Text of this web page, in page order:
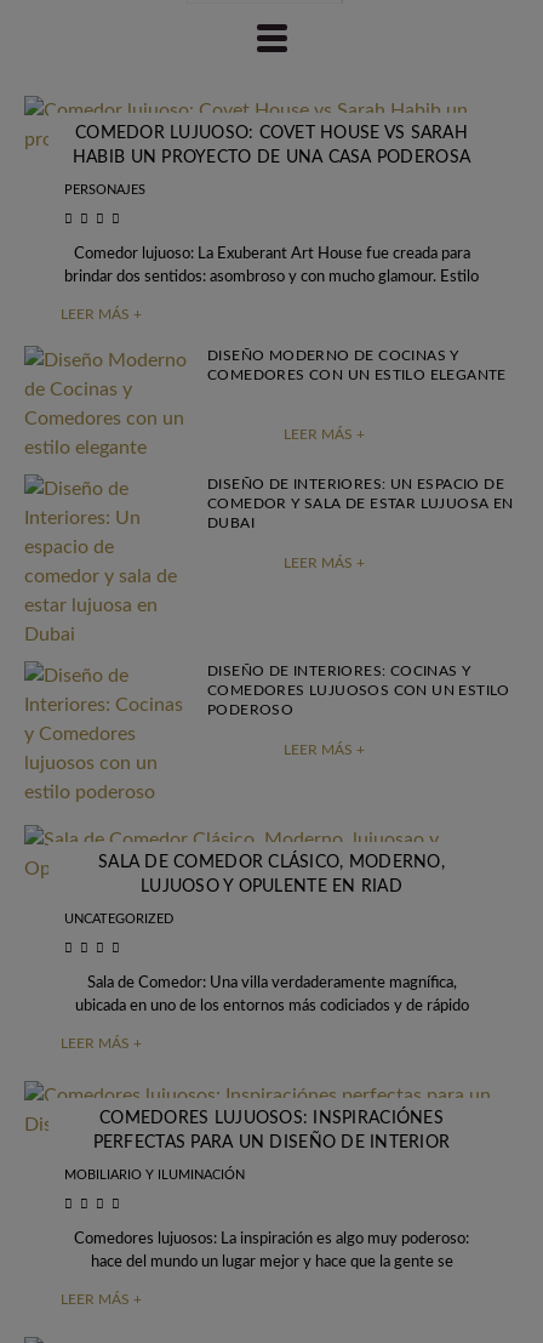
COMEDOR LUJUOSO: COVET HOUSE VS SARAH
HABIB UN PROYECTO DE UNA CASA PODEROSA
PERSONAJES
Comedor lujuoso: La Exuberant Art House fue creada para
brindar dos sentidos: asombroso y con mucho glamour. Estilo
LEER MÁS +
DISEÑO MODERNO DE COCINAS Y
COMEDORES CON UN ESTILO ELEGANTE
LEER MÁS +
DISEÑO DE INTERIORES: UN ESPACIO DE
COMEDOR Y SALA DE ESTAR LUJUOSA EN
DUBAI
LEER MÁS +
DISEÑO DE INTERIORES: COCINAS Y
COMEDORES LUJUOSOS CON UN ESTILO
PODEROSO
LEER MÁS +
SALA DE COMEDOR CLÁSICO, MODERNO,
LUJUOSO Y OPULENTE EN RIAD
UNCATEGORIZED
Sala de Comedor: Una villa verdaderamente magnífica,
ubicada en uno de los entornos más codiciados y de rápido
LEER MÁS +
COMEDORES LUJUOSOS: INSPIRACIÓNES
PERFECTAS PARA UN DISEÑO DE INTERIOR
MODERNO
MOBILIARIO Y ILUMINACIÓN
Comedores lujuosos: La inspiración es algo muy poderoso:
hace del mundo un lugar mejor y hace que la gente se
LEER MÁS +